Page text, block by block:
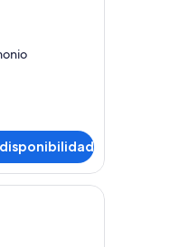
con cajón, y una
| Edredones de plumas,